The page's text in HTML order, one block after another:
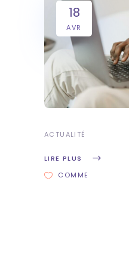
18
AVR
ACTUALITÉ
LIRE PLUS
COMME